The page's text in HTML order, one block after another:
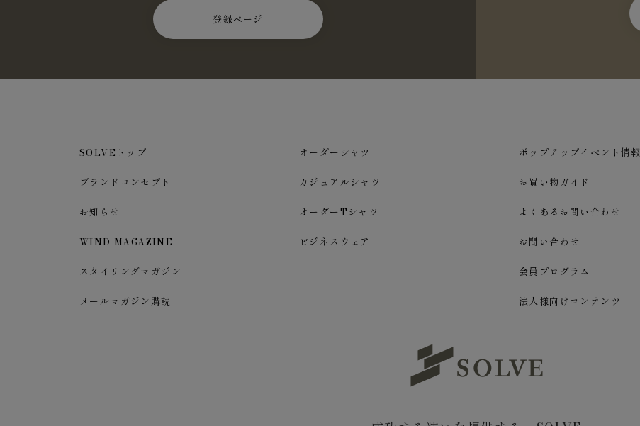
登録ページ
SOLVEトップ
ブランドコンセプト
お知らせ
WIND MAGAZINE
スタイリングマガジン
メールマガジン購読
オーダーシャツ
カジュアルシャツ
オーダーTシャツ
ビジネスウェア
ポップアップイベント情報
お買い物ガイド
よくあるお問い合わせ
お問い合わせ
会員プログラム
法人様向けコンテンツ